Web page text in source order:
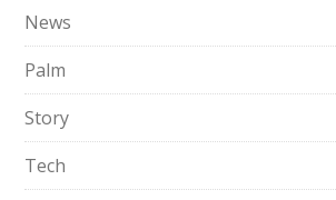
News
Palm
Story
Tech